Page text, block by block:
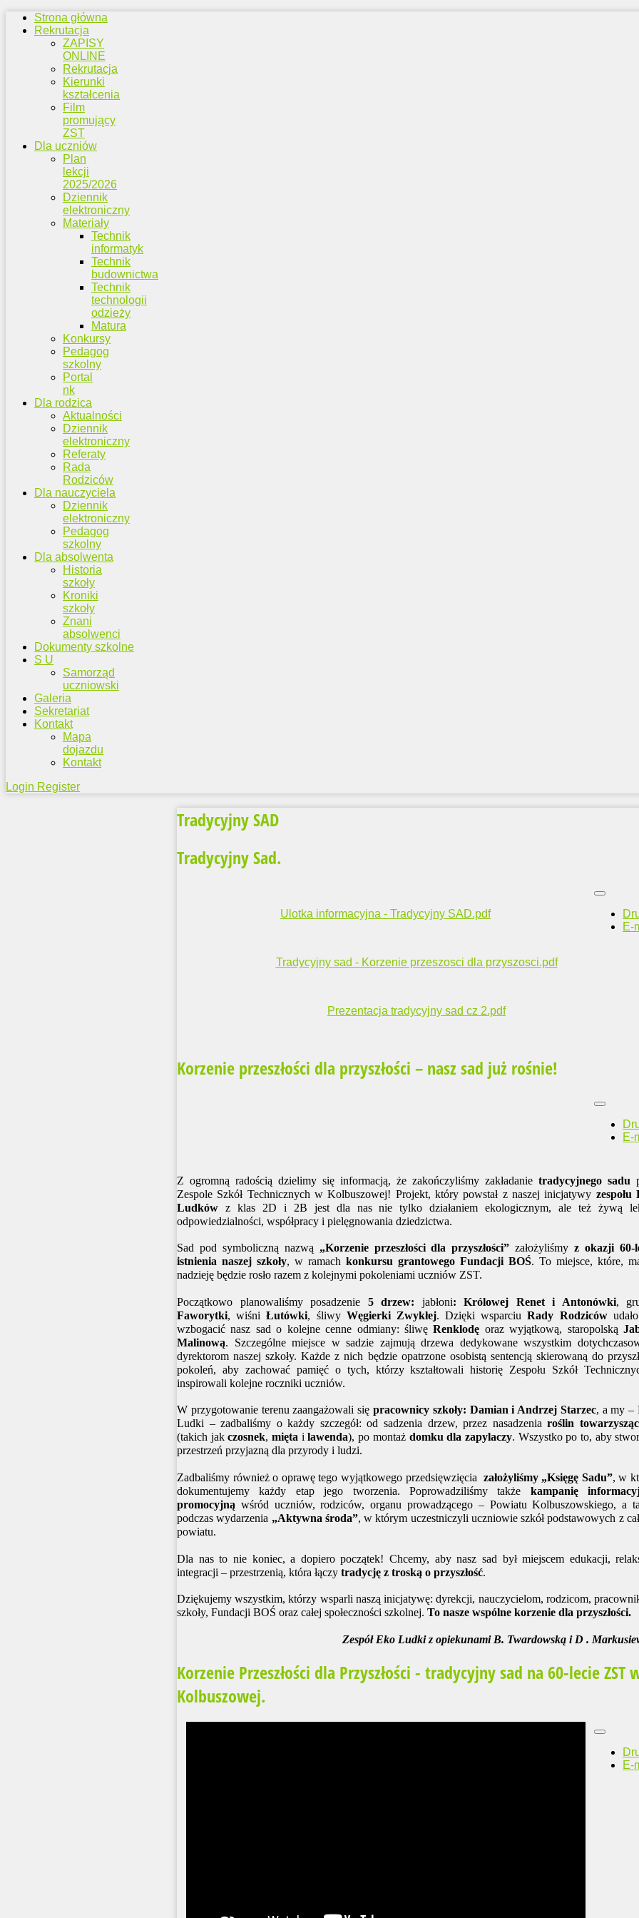
Strona główna
Rekrutacja
ZAPISY
ONLINE
Rekrutacja
Kierunki
kształcenia
Film
promujący
ZST
Dla uczniów
Plan
lekcji
2025/2026
Dziennik
elektroniczny
Materiały
Technik
informatyk
Technik
budownictwa
Technik
technologii
odzieży
Matura
Konkursy
Pedagog
szkolny
Portal
nk
Dla rodzica
Aktualności
Dziennik
elektroniczny
Referaty
Rada
Rodziców
Dla nauczyciela
Dziennik
elektroniczny
Pedagog
szkolny
Dla absolwenta
Historia
szkoły
Kroniki
szkoły
Znani
absolwenci
Dokumenty szkolne
S U
Samorząd
uczniowski
Galeria
Sekretariat
Kontakt
Mapa
dojazdu
Kontakt
Login Register
Tradycyjny SAD
Tradycyjny Sad.
E-
Ulotka informacyjna - Tradycyjny SAD.pdf
Tradycyjny sad - Korzenie przeszosci dla przyszosci.pdf
Prezentacja tradycyjny sad cz 2.pdf
Korzenie przeszłości dla przyszłości – nasz sad już rośnie!
E-
Z ogromną radością dzielimy się informacją, że zakończyliśmy zakładanie tradycyjnego sadu
Zespole Szkół Technicznych w Kolbuszowej! Projekt, który powstał z naszej inicjatywy zespołu
Ludków z klas 2D i 2B jest dla nas nie tylko działaniem ekologicznym, ale też żywą
odpowiedzialności, współpracy i pielęgnowania dziedzictwa.
Sad pod symboliczną nazwą „Korzenie przeszłości dla przyszłości” założyliśmyz okazji 60-
istnienia naszej szkoły, w ramach konkursu grantowego Fundacji BOŚ. To miejsce, które,
nadzieję będzie rosło razem z kolejnymi pokoleniami uczniów ZST.
Początkowo planowaliśmy posadzenie 5 drzew: jabłoni: Królowej Renet i Antonówki,
Faworytki, wiśniŁutówki, śliwy Węgierki Zwykłej. Dzięki wsparciuRady Rodziców
wzbogacić nasz sad o kolejne cenne odmiany: śliwęRenklodę oraz wyjątkową, staropolską
Malinową. Szczególne miejsce w sadzie zajmują drzewa dedykowane wszystkim
dyrektorom naszej szkoły. Każde z nich będzie opatrzone osobistą sentencją skierowaną do
pokoleń, aby zachować pamięć o tych, którzy kształtowali historię Zespołu Szkół
inspirowali kolejne roczniki uczniów.
W przygotowanie terenu zaangażowali się pracownicy szkoły: Damian i Andrzej Starzec, a my –
Ludki – zadbaliśmy o każdy szczegół: od sadzenia drzew, przez nasadzeniaroślin
(takich jakczosnek,mięta ilawenda), po montaż domku dla zapylaczy. Wszystko po to, aby
przestrzeń przyjazną dla przyrody i ludzi.
Zadbaliśmy również o oprawę tego wyjątkowego przedsięwzięcia założyliśmy „Księgę Sadu”, w
dokumentujemy każdy etap jego tworzenia. Poprowadziliśmy także kampanię
promocyjną wśród uczniów, rodziców, organu prowadzącego – Powiatu Kolbuszowskiego, a
podczas wydarzenia „Aktywna środa”, w którym uczestniczyli uczniowie szkół podstawowych z
powiatu.
Dla nas to nie koniec, a dopiero początek! Chcemy, aby nasz sad był miejscem edukacji,
integracji – przestrzenią, która łączy tradycję z troską o przyszłość.
Dziękujemy wszystkim, którzy wsparli naszą inicjatywę: dyrekcji, nauczycielom, rodzicom,
szkoły, Fundacji BOŚ oraz całej społeczności szkolnej. To nasze wspólne korzenie dla przyszłości.
Zespół Eko Ludki z opiekunami B. Twardowską i D .
Korzenie Przeszłości dla Przyszłości - tradycyjny sad na 60-lecie ZST
Kolbuszowej.
E-